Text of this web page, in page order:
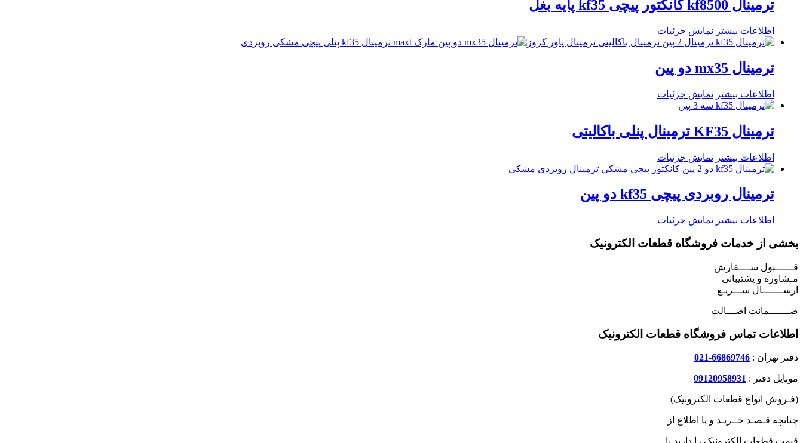
ترمینال kf8500 کانکتور پیچی kf35 پایه بغل
اطلاعات بیشتر نمایش جزئیات
ترمینال mx35 دو پین
اطلاعات بیشتر نمایش جزئیات
ترمینال KF35 ترمینال پنلی باکالیتی
اطلاعات بیشتر نمایش جزئیات
ترمینال روبردی پیچی kf35 دو پین
اطلاعات بیشتر نمایش جزئیات
بخشی از خدمات فروشگاه قطعات الکترونیک
قــــــبول ســــفارش
مـشاوره و پشتیبانی
ارســـــــال ســـریـع
ضـــــــمانت اصـــالت
اطلاعات تماس فروشگاه قطعات الکترونیک
دفتر تهران : 66869746-021
موبایل دفتر : 09120958931
(فـروش انواع قطعات الکترونیک)
چنانچه قـصـد خــریـد و یا اطلاع از